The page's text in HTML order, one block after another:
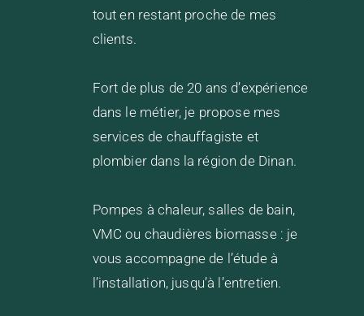
tout en restant proche de mes
clients.
Fort de plus de 20 ans d’expérience
dans le métier, je propose mes
services de chauffagiste et
plombier dans la région de Dinan.
Pompes à chaleur, salles de bain,
VMC ou chaudières biomasse : je
vous accompagne de l’étude à
l’installation, jusqu’à l’entretien.